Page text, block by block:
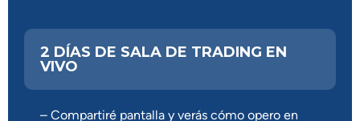
2 DÍAS DE SALA DE TRADING EN
VIVO
– Compartiré pantalla y verás cómo opero en